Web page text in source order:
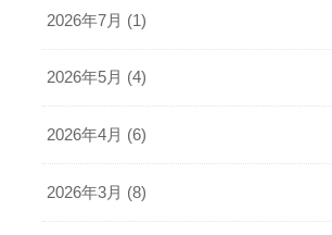
2026年7月 (1)
2026年5月 (4)
2026年4月 (6)
2026年3月 (8)